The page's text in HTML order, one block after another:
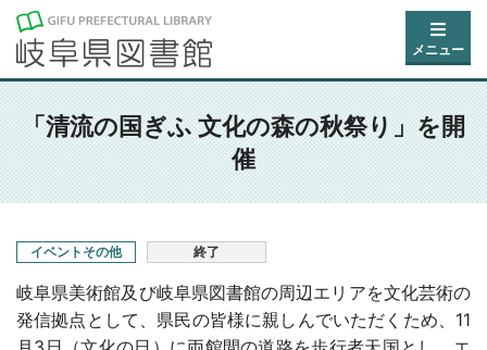
メニュー
「清流の国ぎふ 文化の森の秋祭り」を開
催
イベントその他 終了
岐阜県美術館及び岐阜県図書館の周辺エリアを文化芸術の
発信拠点として、県民の皆様に親しんでいただくため、11